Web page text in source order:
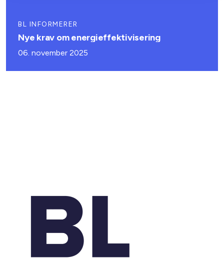
BL INFORMERER
Nye krav om energieffektivisering
06. november 2025